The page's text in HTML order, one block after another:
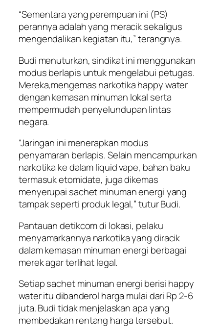
“Sementara yang perempuan ini (PS)
perannya adalah yang meracik sekaligus
mengendalikan kegiatan itu,” terangnya.
Budi menuturkan, sindikat ini menggunakan
modus berlapis untuk mengelabui petugas.
Mereka,mengemas narkotika happy water
dengan kemasan minuman lokal serta
mempermudah penyelundupan lintas
negara.
“Jaringan ini menerapkan modus
penyamaran berlapis. Selain mencampurkan
narkotika ke dalam liquid vape, bahan baku
termasuk etomidate, juga dikemas
menyerupai sachet minuman energi yang
tampak seperti produk legal,” tutur Budi.
Pantauan detikcom di lokasi, pelaku
menyamarkannya narkotika yang diracik
dalam kemasan minuman energi berbagai
merek agar terlihat legal.
Setiap sachet minuman energi berisi happy
water itu dibanderol harga mulai dari Rp 2-6
juta. Budi tidak menjelaskan apa yang
membedakan rentang harga tersebut.